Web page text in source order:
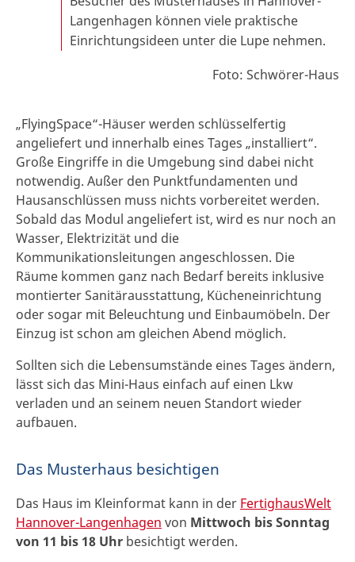
Langenhagen können viele praktische
Einrichtungsideen unter die Lupe nehmen.
Foto: Schwörer-Haus
„FlyingSpace“-Häuser werden schlüsselfertig
angeliefert und innerhalb eines Tages „installiert“.
Große Eingriffe in die Umgebung sind dabei nicht
notwendig. Außer den Punktfundamenten und
Hausanschlüssen muss nichts vorbereitet werden.
Sobald das Modul angeliefert ist, wird es nur noch an
Wasser, Elektrizität und die
Kommunikationsleitungen angeschlossen. Die
Räume kommen ganz nach Bedarf bereits inklusive
montierter Sanitärausstattung, Kücheneinrichtung
oder sogar mit Beleuchtung und Einbaumöbeln. Der
Einzug ist schon am gleichen Abend möglich.
Sollten sich die Lebensumstände eines Tages ändern,
lässt sich das Mini-Haus einfach auf einen Lkw
verladen und an seinem neuen Standort wieder
aufbauen.
Das Musterhaus besichtigen
Das Haus im Kleinformat kann in der FertighausWelt
Hannover-Langenhagen von Mittwoch bis Sonntag
von 11 bis 18 Uhr besichtigt werden.